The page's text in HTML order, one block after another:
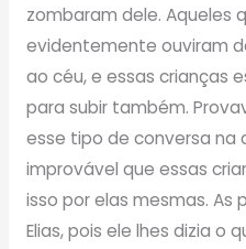
zombaram dele. Aqueles
evidentemente ouviram
ao céu, e essas crianças
para subir também.
esse tipo de conversa na
improvável que essas
isso por elas mesmas.
Elias, pois ele lhes dizia o